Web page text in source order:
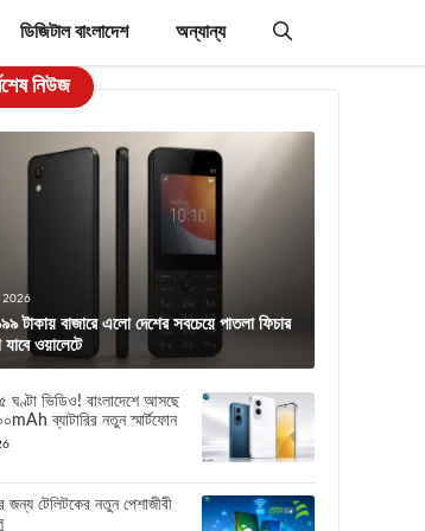
ডিজিটাল বাংলাদেশ অন্যান্য
নিউজ
2026
টাকায় বাজারে এলো দেশের সবচেয়ে পাতলা ফিচার
ওয়ালেটে
ঘণ্টা ভিডিও! বাংলাদেশে আসছে
ব্যাটারির নতুন স্মার্টফোন
জন্য টেলিটকের নতুন পেশাজীবী